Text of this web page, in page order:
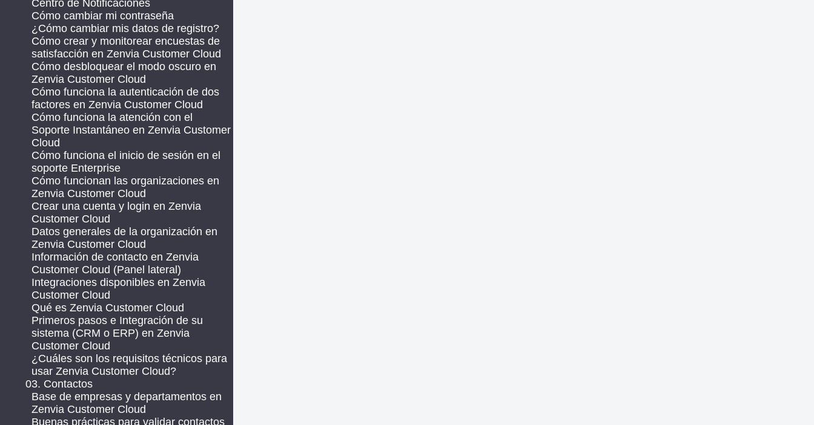
Centro de Notificaciones
Cómo cambiar mi contraseña
¿Cómo cambiar mis datos de registro?
Cómo crear y monitorear encuestas de
satisfacción en Zenvia Customer Cloud
Cómo desbloquear el modo oscuro en
Zenvia Customer Cloud
Cómo funciona la autenticación de dos
factores en Zenvia Customer Cloud
Cómo funciona la atención con el
Soporte Instantáneo en Zenvia Customer
Cloud
Cómo funciona el inicio de sesión en el
soporte Enterprise
Cómo funcionan las organizaciones en
Zenvia Customer Cloud
Crear una cuenta y login en Zenvia
Customer Cloud
Datos generales de la organización en
Zenvia Customer Cloud
Información de contacto en Zenvia
Customer Cloud (Panel lateral)
Integraciones disponibles en Zenvia
Customer Cloud
Qué es Zenvia Customer Cloud
Primeros pasos e Integración de su
sistema (CRM o ERP) en Zenvia
Customer Cloud
¿Cuáles son los requisitos técnicos para
usar Zenvia Customer Cloud?
03. Contactos
Base de empresas y departamentos en
Zenvia Customer Cloud
Buenas prácticas para validar contactos